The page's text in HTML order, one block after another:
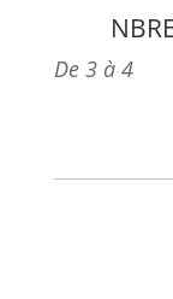
De 3 à 4